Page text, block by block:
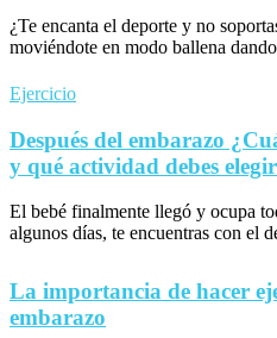
¿Te encanta el deporte y no
moviéndote en modo ballena
Ejercicio
Después del embarazo
y qué actividad debes
El bebé finalmente llegó y ocupa
algunos días, te encuentras con el
La importancia de hacer
embarazo